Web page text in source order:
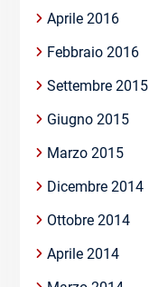
Aprile 2016
Febbraio 2016
Settembre 2015
Giugno 2015
Marzo 2015
Dicembre 2014
Ottobre 2014
Aprile 2014